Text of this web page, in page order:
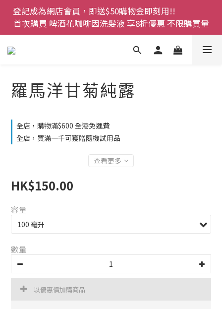
登記成為網店會員，即送$50購物金即刻用!!
首次購買 啤酒花咖啡因洗髮液 享8折優惠 不限購買量
登記成為網店會員，即送$50購物金即刻用!!
首次購買 啤酒花咖啡因洗髮液 享8折優惠 不限購買量
網店會員一年內累積消費 $4500 即刻變身 VIP 全年正
價貨 85 折，幫朋友買大家一齊抵 !!
今期優惠!! 濕疹救星 濕疹專用噴霧 買一枝送一件 50克
裝 濕疹舒敏膏   幼兒適用
首次購買 啤酒花咖啡因洗髮液 享8折優惠 不限購買量
羅馬洋甘菊純露
全店，購物滿$600 全港免運費
全店，買滿一千可獲贈隨機試用品
查看更多
HK$150.00
容量
數量
以優惠價加購商品